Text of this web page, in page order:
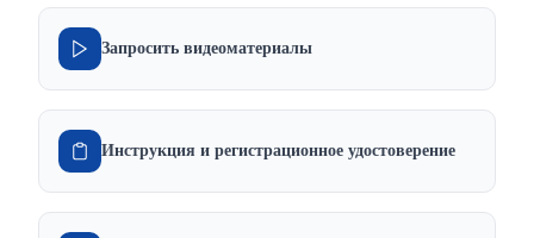
Запросить видеоматериалы
Инструкция и регистрационное удостоверение